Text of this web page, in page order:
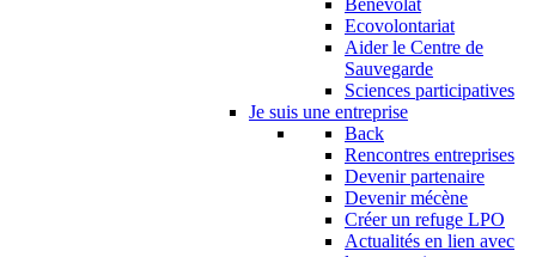
Bénévolat
Ecovolontariat
Aider le Centre de
Sauvegarde
Sciences participatives
Je suis une entreprise
Back
Rencontres entreprises
Devenir partenaire
Devenir mécène
Créer un refuge LPO
Actualités en lien avec